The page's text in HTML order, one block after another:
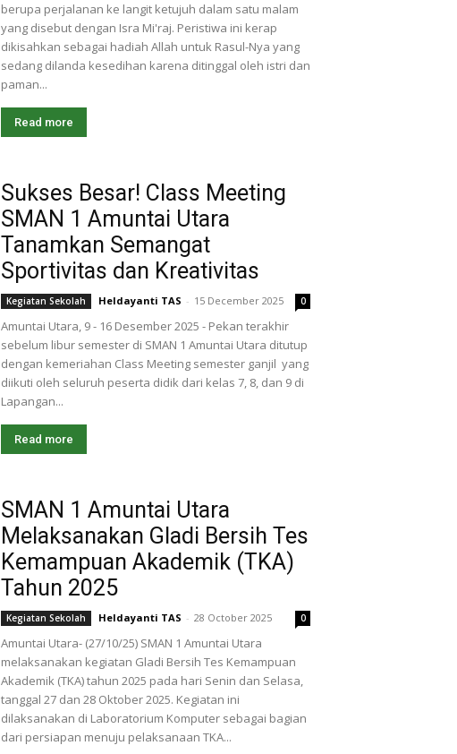
berupa perjalanan ke langit ketujuh dalam satu malam
yang disebut dengan Isra Mi'raj. Peristiwa ini kerap
dikisahkan sebagai hadiah Allah untuk Rasul-Nya yang
sedang dilanda kesedihan karena ditinggal oleh istri dan
paman...
Read more
Sukses Besar! Class Meeting
SMAN 1 Amuntai Utara
Tanamkan Semangat
Sportivitas dan Kreativitas
Kegiatan Sekolah Heldayanti TAS - 15 December 2025 0
Amuntai Utara, 9 - 16 Desember 2025 - Pekan terakhir
sebelum libur semester di SMAN 1 Amuntai Utara ditutup
dengan kemeriahan Class Meeting semester ganjil yang
diikuti oleh seluruh peserta didik dari kelas 7, 8, dan 9 di
Lapangan...
Read more
SMAN 1 Amuntai Utara
Melaksanakan Gladi Bersih Tes
Kemampuan Akademik (TKA)
Tahun 2025
Kegiatan Sekolah Heldayanti TAS - 28 October 2025 0
Amuntai Utara- (27/10/25) SMAN 1 Amuntai Utara
melaksanakan kegiatan Gladi Bersih Tes Kemampuan
Akademik (TKA) tahun 2025 pada hari Senin dan Selasa,
tanggal 27 dan 28 Oktober 2025. Kegiatan ini
dilaksanakan di Laboratorium Komputer sebagai bagian
dari persiapan menuju pelaksanaan TKA...